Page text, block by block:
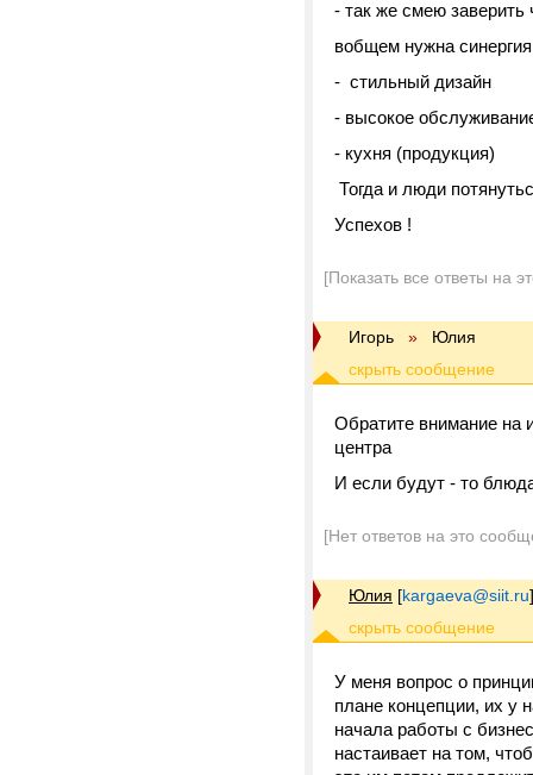
- так же смею заверить
вобщем нужна
- стильный дизайн
- высокое
- кухня (продукция)
Тогда и люди
Успехов !
[Показать все ответы на
Игорь » Юлия
Обратите внимание на
центра
И если будут - то
[Нет ответов на это
Юлия [kargaeva@siit.ru]
У меня вопрос о
плане концепции, их у
начала работы с
настаивает на том,